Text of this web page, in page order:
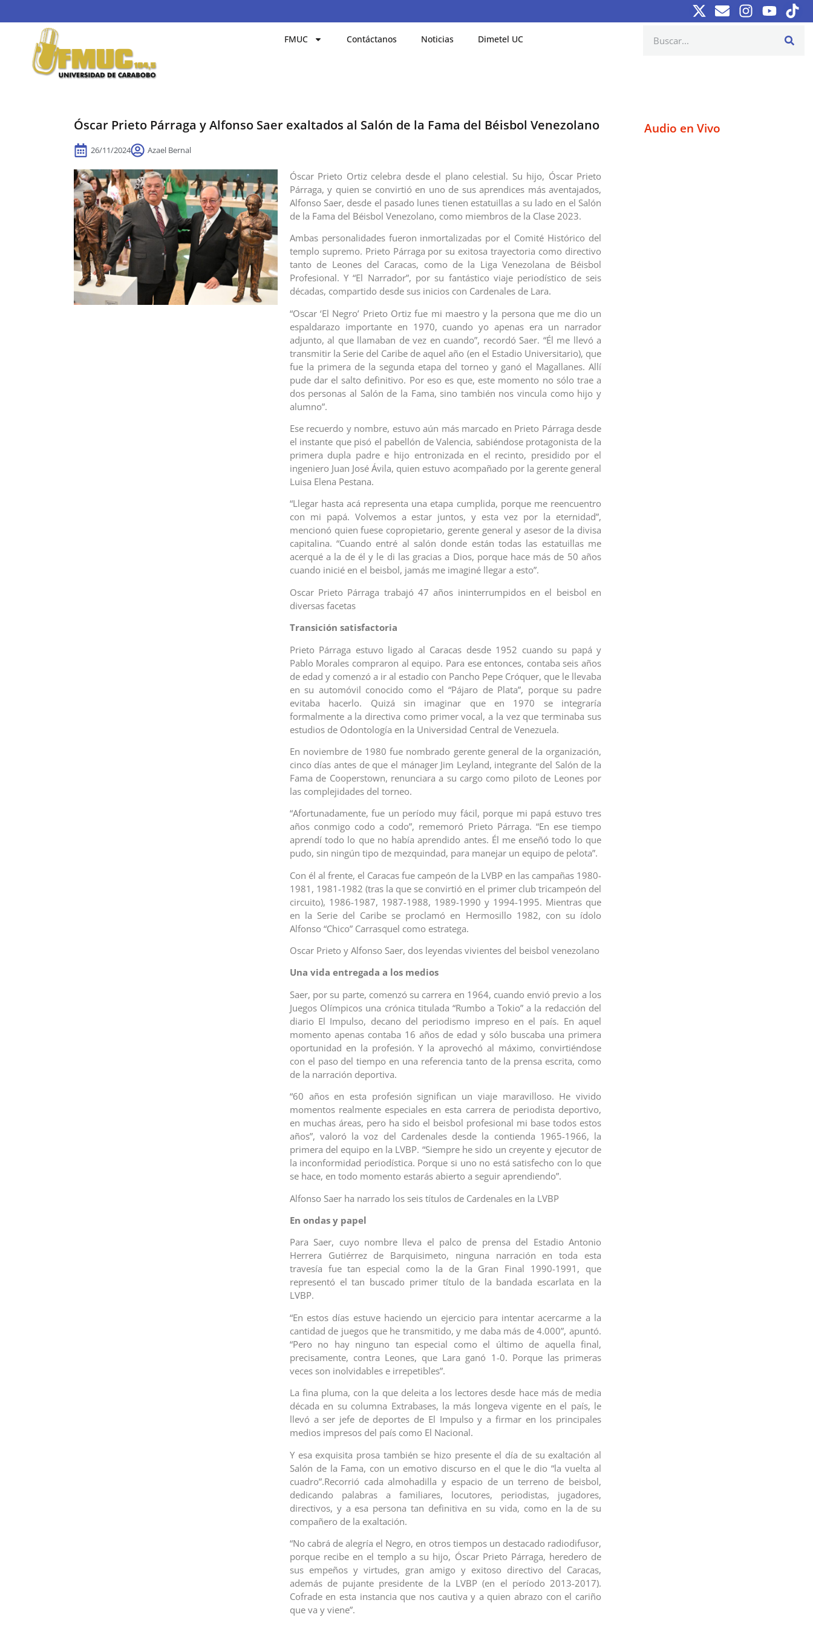
FMUC Contáctanos Noticias Dimetel UC
Óscar Prieto Párraga y Alfonso Saer exaltados al Salón de la Fama del Béisbol Venezolano
26/11/2024 Azael Bernal
Óscar Prieto Ortiz celebra desde el plano celestial. Su hijo, Óscar Prieto
Párraga, y quien se convirtió en uno de sus aprendices más aventajados,
Alfonso Saer, desde el pasado lunes tienen estatuillas a su lado en el Salón
de la Fama del Béisbol Venezolano, como miembros de la Clase 2023.
Ambas personalidades fueron inmortalizadas por el Comité Histórico del
templo supremo. Prieto Párraga por su exitosa trayectoria como directivo
tanto de Leones del Caracas, como de la Liga Venezolana de Béisbol
Profesional. Y “El Narrador”, por su fantástico viaje periodístico de seis
décadas, compartido desde sus inicios con Cardenales de Lara.
“Oscar ‘El Negro’ Prieto Ortiz fue mi maestro y la persona que me dio un
espaldarazo importante en 1970, cuando yo apenas era un narrador
adjunto, al que llamaban de vez en cuando”, recordó Saer. “Él me llevó a
transmitir la Serie del Caribe de aquel año (en el Estadio Universitario), que
fue la primera de la segunda etapa del torneo y ganó el Magallanes. Allí
pude dar el salto definitivo. Por eso es que, este momento no sólo trae a
dos personas al Salón de la Fama, sino también nos vincula como hijo y
alumno”.
Ese recuerdo y nombre, estuvo aún más marcado en Prieto Párraga desde
el instante que pisó el pabellón de Valencia, sabiéndose protagonista de la
primera dupla padre e hijo entronizada en el recinto, presidido por el
ingeniero Juan José Ávila, quien estuvo acompañado por la gerente general
Luisa Elena Pestana.
“Llegar hasta acá representa una etapa cumplida, porque me reencuentro
con mi papá. Volvemos a estar juntos, y esta vez por la eternidad”,
mencionó quien fuese copropietario, gerente general y asesor de la divisa
capitalina. “Cuando entré al salón donde están todas las estatuillas me
acerqué a la de él y le di las gracias a Dios, porque hace más de 50 años
cuando inicié en el beisbol, jamás me imaginé llegar a esto”.
Oscar Prieto Párraga trabajó 47 años ininterrumpidos en el beisbol en
diversas facetas
Transición satisfactoria
Prieto Párraga estuvo ligado al Caracas desde 1952 cuando su papá y
Pablo Morales compraron al equipo. Para ese entonces, contaba seis años
de edad y comenzó a ir al estadio con Pancho Pepe Cróquer, que le llevaba
en su automóvil conocido como el “Pájaro de Plata”, porque su padre
evitaba hacerlo. Quizá sin imaginar que en 1970 se integraría
formalmente a la directiva como primer vocal, a la vez que terminaba sus
estudios de Odontología en la Universidad Central de Venezuela.
En noviembre de 1980 fue nombrado gerente general de la organización,
cinco días antes de que el mánager Jim Leyland, integrante del Salón de la
Fama de Cooperstown, renunciara a su cargo como piloto de Leones por
las complejidades del torneo.
“Afortunadamente, fue un período muy fácil, porque mi papá estuvo tres
años conmigo codo a codo”, rememoró Prieto Párraga. “En ese tiempo
aprendí todo lo que no había aprendido antes. Él me enseñó todo lo que
pudo, sin ningún tipo de mezquindad, para manejar un equipo de pelota”.
Con él al frente, el Caracas fue campeón de la LVBP en las campañas 1980-
1981, 1981-1982 (tras la que se convirtió en el primer club tricampeón del
circuito), 1986-1987, 1987-1988, 1989-1990 y 1994-1995. Mientras que
en la Serie del Caribe se proclamó en Hermosillo 1982, con su ídolo
Alfonso “Chico” Carrasquel como estratega.
Oscar Prieto y Alfonso Saer, dos leyendas vivientes del beisbol venezolano
Una vida entregada a los medios
Saer, por su parte, comenzó su carrera en 1964, cuando envió previo a los
Juegos Olímpicos una crónica titulada “Rumbo a Tokio” a la redacción del
diario El Impulso, decano del periodismo impreso en el país. En aquel
momento apenas contaba 16 años de edad y sólo buscaba una primera
oportunidad en la profesión. Y la aprovechó al máximo, convirtiéndose
con el paso del tiempo en una referencia tanto de la prensa escrita, como
de la narración deportiva.
“60 años en esta profesión significan un viaje maravilloso. He vivido
momentos realmente especiales en esta carrera de periodista deportivo,
en muchas áreas, pero ha sido el beisbol profesional mi base todos estos
años”, valoró la voz del Cardenales desde la contienda 1965-1966, la
primera del equipo en la LVBP. “Siempre he sido un creyente y ejecutor de
la inconformidad periodística. Porque si uno no está satisfecho con lo que
se hace, en todo momento estarás abierto a seguir aprendiendo”.
Alfonso Saer ha narrado los seis títulos de Cardenales en la LVBP
En ondas y papel
Para Saer, cuyo nombre lleva el palco de prensa del Estadio Antonio
Herrera Gutiérrez de Barquisimeto, ninguna narración en toda esta
travesía fue tan especial como la de la Gran Final 1990-1991, que
representó el tan buscado primer título de la bandada escarlata en la
LVBP.
“En estos días estuve haciendo un ejercicio para intentar acercarme a la
cantidad de juegos que he transmitido, y me daba más de 4.000”, apuntó.
“Pero no hay ninguno tan especial como el último de aquella final,
precisamente, contra Leones, que Lara ganó 1-0. Porque las primeras
veces son inolvidables e irrepetibles”.
La fina pluma, con la que deleita a los lectores desde hace más de media
década en su columna Extrabases, la más longeva vigente en el país, le
llevó a ser jefe de deportes de El Impulso y a firmar en los principales
medios impresos del país como El Nacional.
Y esa exquisita prosa también se hizo presente el día de su exaltación al
Salón de la Fama, con un emotivo discurso en el que le dio “la vuelta al
cuadro”.Recorrió cada almohadilla y espacio de un terreno de beisbol,
dedicando palabras a familiares, locutores, periodistas, jugadores,
directivos, y a esa persona tan definitiva en su vida, como en la de su
compañero de la exaltación.
“No cabrá de alegría el Negro, en otros tiempos un destacado radiodifusor,
porque recibe en el templo a su hijo, Óscar Prieto Párraga, heredero de
sus empeños y virtudes, gran amigo y exitoso directivo del Caracas,
además de pujante presidente de la LVBP (en el período 2013-2017).
Cofrade en esta instancia que nos cautiva y a quien abrazo con el cariño
que va y viene”.
Audio en Vivo